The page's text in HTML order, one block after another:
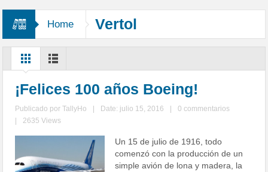
Home Vertol
¡Felices 100 años Boeing!
Publicado porTallyHo Date: julio 15, 2016
0 commentarios
2635 Views
Un 15 de julio de 1916, todo
comenzó con la producción de un
simple avión de lona y madera, la